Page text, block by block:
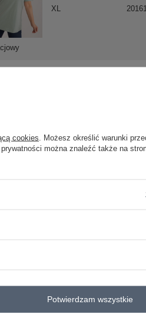
XL
ZALOGUJ
+48 601 547 740 Zadaj pytanie
gładki
standardowa
cookies . Możesz określić warunki
można znaleźć także na
Potwierdzam wszystkie